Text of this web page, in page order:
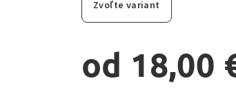
Zvoľte variant
od 18,00